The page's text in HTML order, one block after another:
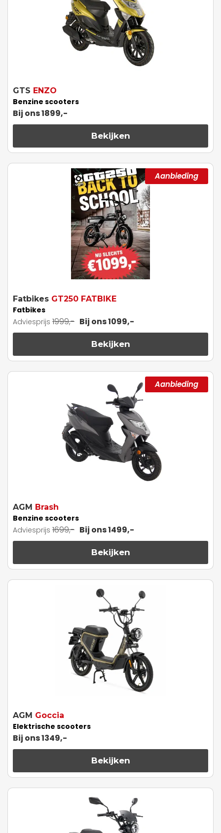
GTS ENZO
Benzine scooters
Bij ons 1899,-
Bekijken
Aanbieding
Fatbikes GT250 FATBIKE
Fatbikes
Adviesprijs 1999,- Bij ons 1099,-
Bekijken
Aanbieding
AGM Brash
Benzine scooters
Adviesprijs 1699,- Bij ons 1499,-
Bekijken
AGM Goccia
Elektrische scooters
Bij ons 1349,-
Bekijken